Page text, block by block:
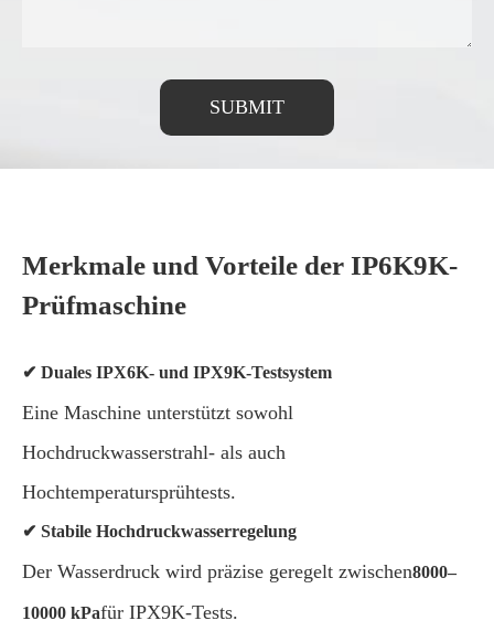
SUBMIT
Merkmale und Vorteile der IP6K9K-
Prüfmaschine
✔ Duales IPX6K- und IPX9K-Testsystem
Eine Maschine unterstützt sowohl
Hochdruckwasserstrahl- als auch
Hochtemperatursprühtests.
✔ Stabile Hochdruckwasserregelung
Der Wasserdruck wird präzise geregelt zwischen8000–
10000 kPafür IPX9K-Tests.